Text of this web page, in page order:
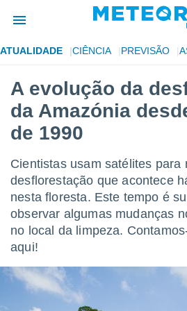
da
foi
para
fornecidas
e
digital
ATUALIDADE CIÊNCIA PREVISÃO
A evolução da
da Amazónia
de 1990
Cientistas usam satélites para
desflorestação que acontece
nesta floresta. Este tempo é
observar algumas mudanças
no local da limpeza.
aqui!